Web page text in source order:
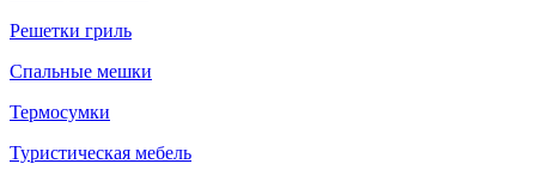
Решетки гриль
Спальные мешки
Термосумки
Туристическая мебель